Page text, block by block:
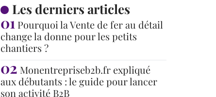
Les derniers articles
Pourquoi la Vente de fer au détail
change la donne pour les petits
chantiers ?
Monentrepriseb2b.fr expliqué
aux débutants : le guide pour lancer
son activité B2B